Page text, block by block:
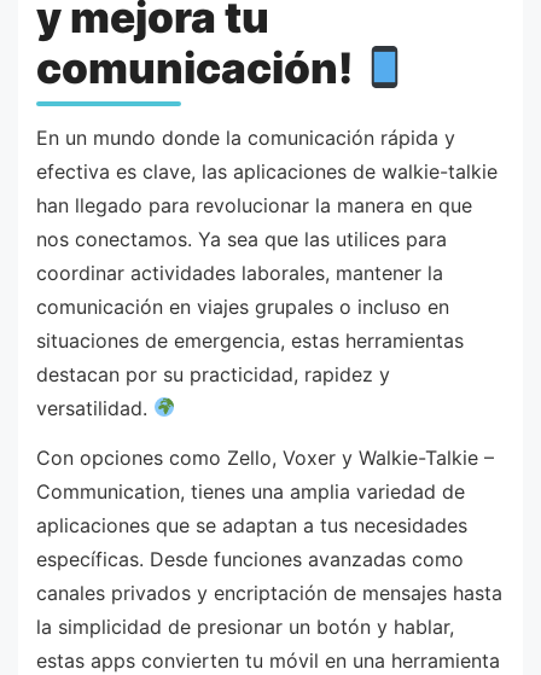
y mejora tu
comunicación!
En un mundo donde la comunicación rápida y
efectiva es clave, las aplicaciones de walkie-talkie
han llegado para revolucionar la manera en que
nos conectamos. Ya sea que las utilices para
coordinar actividades laborales, mantener la
comunicación en viajes grupales o incluso en
situaciones de emergencia, estas herramientas
destacan por su practicidad, rapidez y
versatilidad.
Con opciones como Zello, Voxer y Walkie-Talkie –
Communication, tienes una amplia variedad de
aplicaciones que se adaptan a tus necesidades
específicas. Desde funciones avanzadas como
canales privados y encriptación de mensajes hasta
la simplicidad de presionar un botón y hablar,
estas apps convierten tu móvil en una herramienta